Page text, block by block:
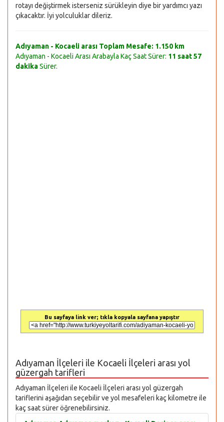
rotayı değiştirmek isterseniz sürükleyin diye bir yardımcı yazı
çıkacaktır. İyi yolculuklar dileriz.
Adıyaman - Kocaeli arası Toplam Mesafe: 1.150 km
Adıyaman - Kocaeli Arası Arabayla Kaç Saat Sürer: 11 saat 57
dakikaSürer.
Bu sayfaya link ver; tıkla kopyala sayfana yapıştır
Adıyaman İlçeleri ile Kocaeli İlçeleri arası yol
güzergah tarifleri
Adıyaman İlçeleri ile Kocaeli İlçeleri arası yol güzergah
tariflerini aşağıdan seçebilir ve yol mesafeleri kaç kilometre ile
kaç saat sürer öğrenebilirsiniz.